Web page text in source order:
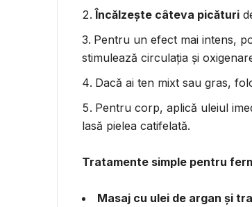
Încălzește câteva picături
Pentru un efect mai intens,
stimulează circulația și
Dacă ai ten mixt sau gras,
Pentru corp, aplică uleiul
lasă pielea catifelată.
Tratamente simple pentru
Masaj cu ulei de argan și